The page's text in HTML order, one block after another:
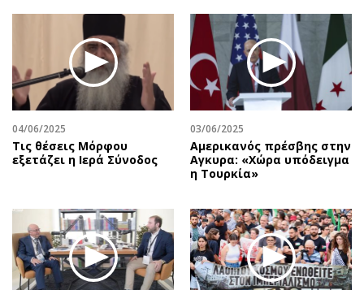
04/06/2025
Τις θέσεις Μόρφου
εξετάζει η Ιερά Σύνοδος
03/06/2025
Αμερικανός πρέσβης στην
Αγκυρα: «Χώρα υπόδειγμα
η Τουρκία»